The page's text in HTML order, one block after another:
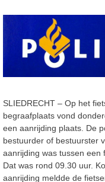
SLIEDRECHT – Op het
begraafplaats vond
een aanrijding plaats. De
bestuurder of bestuurster
aanrijding was tussen een
Dat was rond 09.30 uur.
aanrijding meldde de